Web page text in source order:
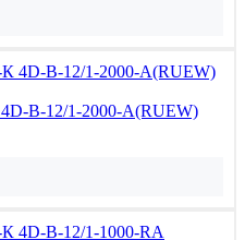
B-12/1-2000-A(RUEW)